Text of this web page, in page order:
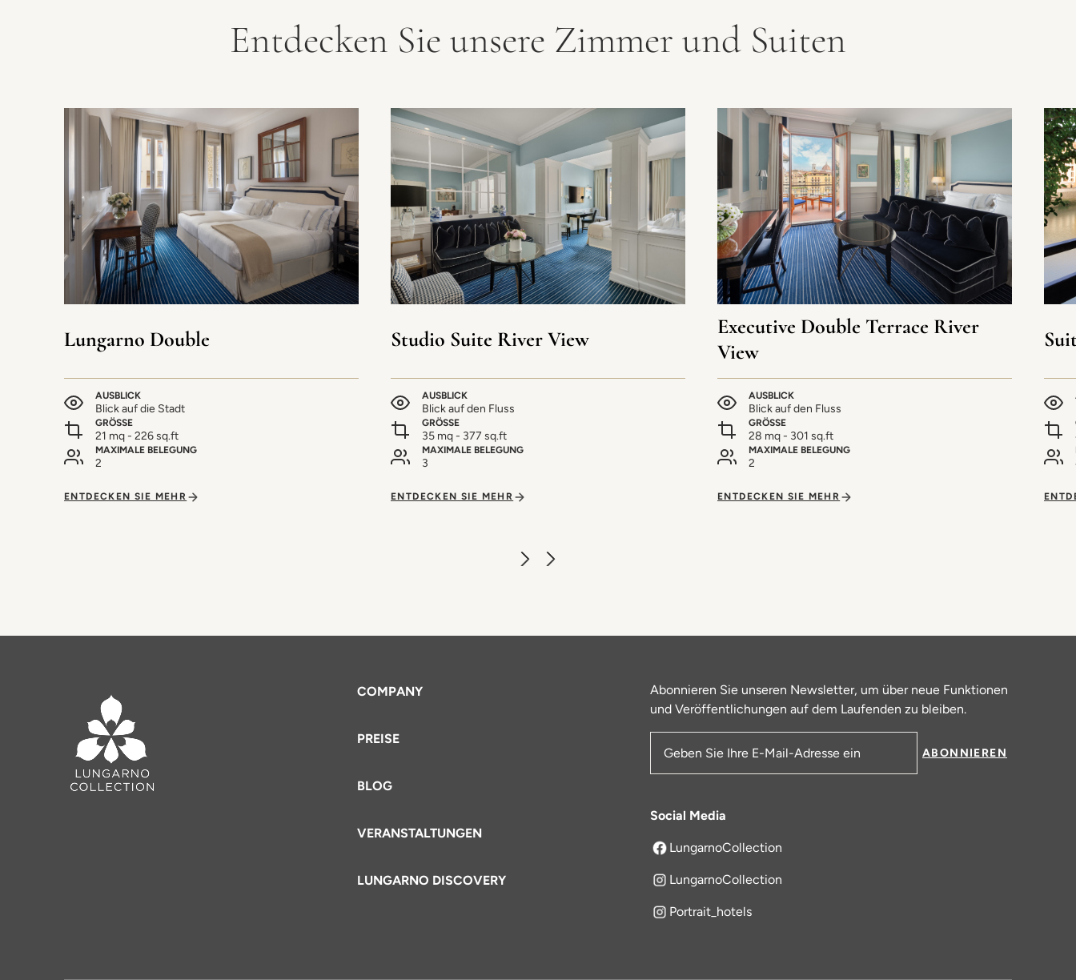
Entdecken Sie unsere Zimmer und Suiten
Lungarno Double
AUSBLICK
Blick auf die Stadt
GRÖSSE
21 mq - 226 sq.ft
MAXIMALE BELEGUNG
2
ENTDECKEN SIE MEHR
Studio Suite River View
AUSBLICK
Blick auf den Fluss
GRÖSSE
35 mq - 377 sq.ft
MAXIMALE BELEGUNG
3
ENTDECKEN SIE MEHR
Executive Double Terrace River
View
AUSBLICK
Blick auf den Fluss
GRÖSSE
28 mq - 301 sq.ft
MAXIMALE BELEGUNG
2
ENTDECKEN SIE MEHR
COMPANY
PREISE
BLOG
VERANSTALTUNGEN
LUNGARNO DISCOVERY
Abonnieren Sie unseren Newsletter, um über neue Funktionen
und Veröffentlichungen auf dem Laufenden zu bleiben.
E-Mail-Adresse
ABONNIEREN
Social Media
LungarnoCollection
öffnet sich in einem neuen Tab
LungarnoCollection
Portrait_hotels